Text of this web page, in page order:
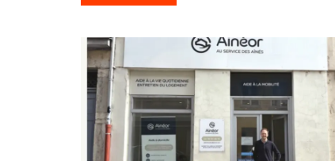
de
l’article